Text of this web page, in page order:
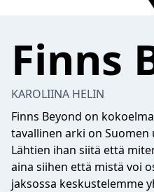
Finns
KAROLIINA HELIN
Finns Beyond on
tavallinen arki on Suomen
Lähtien ihan siitä että
aina siihen että mistä voi
jaksossa keskustelemme